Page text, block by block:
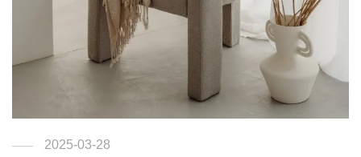
2025-03-28